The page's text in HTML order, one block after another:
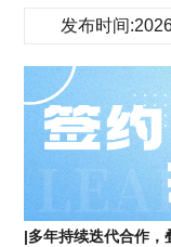
发布时间
|多年持续迭代合作